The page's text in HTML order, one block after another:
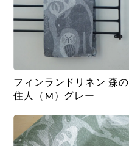
フィンランドリネン 森の
住人（M）グレー